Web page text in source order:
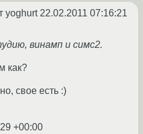
yoghurt 22.02.2011 07:16:21
винамп и симс2.
как?
свое есть :)
+00:00